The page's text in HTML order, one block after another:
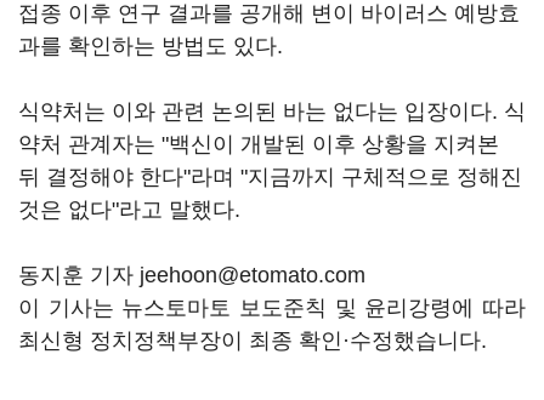
접종 이후 연구 결과를 공개해 변이 바이러스 예방효
과를 확인하는 방법도 있다.
식약처는 이와 관련 논의된 바는 없다는 입장이다. 식
약처 관계자는 "백신이 개발된 이후 상황을 지켜본
뒤 결정해야 한다"라며 "지금까지 구체적으로 정해진
것은 없다"라고 말했다.
동지훈 기자 jeehoon@etomato.com
이 기사는 뉴스토마토 보도준칙 및 윤리강령에 따라
최신형 정치정책부장이 최종 확인·수정했습니다.